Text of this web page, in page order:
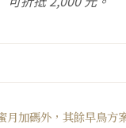
月加碼外，其餘早鳥方